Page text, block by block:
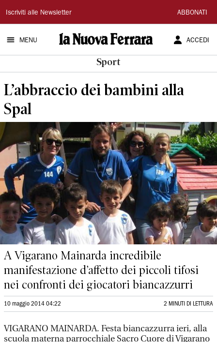
La
Nuova
Ferrara
Iscriviti alle Newsletter ABBONATI
MENU ACCEDI
Sport
L’abbraccio dei bambini alla
Spal
A Vigarano Mainarda incredibile
manifestazione d’affetto dei piccoli tifosi
nei confronti dei giocatori biancazzurri
10 maggio 2014 04:22 2 MINUTI DI LETTURA
VIGARANO MAINARDA. Festa biancazzurra ieri, alla
scuola materna parrocchiale Sacro Cuore di Vigarano